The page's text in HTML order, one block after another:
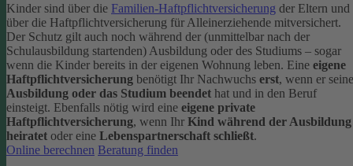
Kinder sind über die Familien-Haftpflichtversicherung der Eltern und
über die Haftpflichtversicherung für Alleinerziehende mitversichert.
Der Schutz gilt auch noch während der (unmittelbar nach der
Schulausbildung startenden) Ausbildung oder des Studiums – sogar
wenn die Kinder bereits in der eigenen Wohnung leben. Eine eigene
Haftpflichtversicherung benötigt Ihr Nachwuchs erst, wenn er seine
Ausbildung oder das Studium beendet hat und in den Beruf
einsteigt. Ebenfalls nötig wird eine eigene private
Haftpflichtversicherung, wenn Ihr Kind während der Ausbildung
heiratet oder eine Lebenspartnerschaft schließt.
Online berechnen Beratung finden